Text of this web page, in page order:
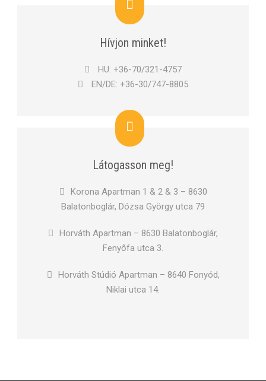
Hívjon minket!
HU: +36-70/321-4757
EN/DE: +36-30/747-8805
Látogasson meg!
Korona Apartman 1 & 2 & 3 – 8630
Balatonboglár, Dózsa György utca 79
Horváth Apartman – 8630 Balatonboglár,
Fenyőfa utca 3.
Horváth Stúdió Apartman – 8640 Fonyód,
Niklai utca 14.